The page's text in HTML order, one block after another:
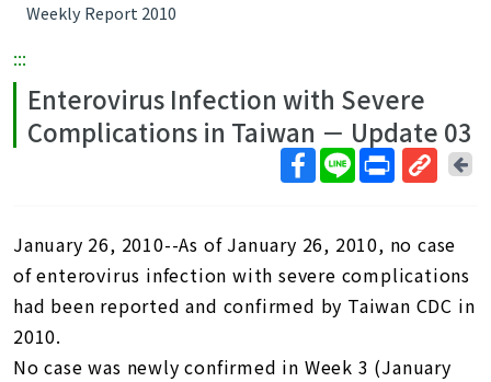
Weekly Report 2010
:::
Enterovirus Infection with Severe
Complications in Taiwan － Update 03
短
網
址
回
January 26, 2010--As of January 26, 2010, no case
of enterovirus infection with severe complications
had been reported and confirmed by Taiwan CDC in
2010.
No case was newly confirmed in Week 3 (January